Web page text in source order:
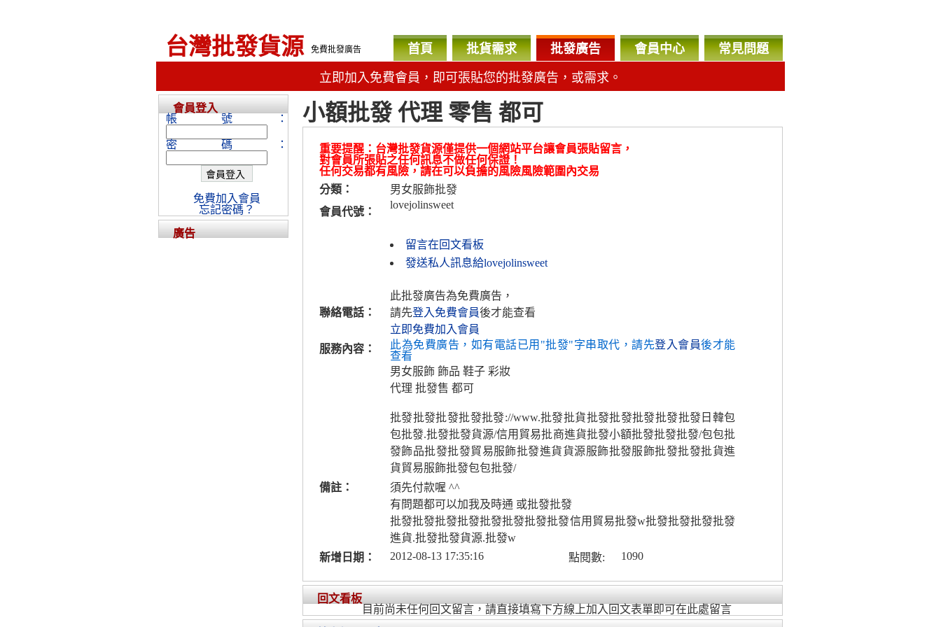
台灣批發貨源 免費批發廣告 首頁 批貨需求 批發廣告 會員中心 常見問題
立即加入免費會員，即可張貼您的批發廣告，或需求。
小額批發 代理 零售 都可
重要提醒：台灣批發貨源僅提供一個網站平台讓會員張貼留言，
對會員所張貼之任何訊息不做任何保證！
任何交易都有風險，請在可以負擔的風險風險範圍內交易
分類：
男女服飾批發
會員代號：
lovejolinsweet
留言在回文看板
發送私人訊息給lovejolinsweet
聯絡電話：
此批發廣告為免費廣告，
請先登入免費會員後才能查看
立即免費加入會員
服務內容：
此為免費廣告，如有電話已用"批發"字串取代，請先登入會員後才能
查看
男女服飾 飾品 鞋子 彩妝
代理 批發售 都可
批發批發批發批發批發://www.批發批貨批發批發批發批發批發日韓包
包批發.批發批發貨源/信用貿易批商進貨批發小額批發批發批發/包包批
發飾品批發批發貿易服飾批發進貨貨源服飾批發服飾批發批發批貨進
貨貿易服飾批發包包批發/
備註：
須先付款喔 ^^
有問題都可以加我及時通 或批發批發
批發批發批發批發批發批發批發批發信用貿易批發w批發批發批發批發
進貨.批發批發貨源.批發w
新增日期：
2012-08-13 17:35:16 點閱數: 1090
回文看板
目前尚未任何回文留言，請直接填寫下方線上加入回文表單即可在此處留言
會員登入
帳號：
密碼：
免費加入會員
忘記密碼？
廣告